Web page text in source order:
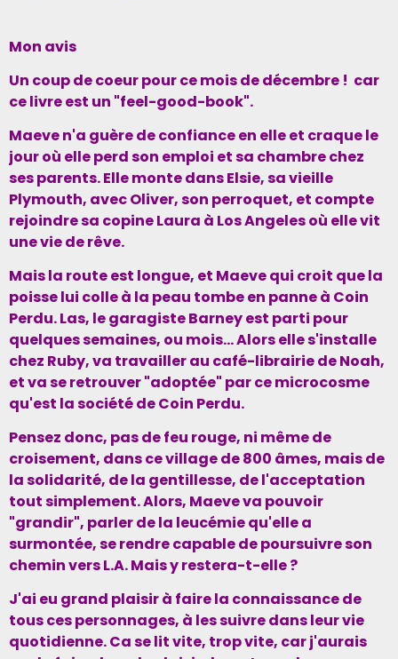
Mon avis
Un coup de coeur pour ce mois de décembre ! car
ce livre est un "feel-good-book".
Maeve n'a guère de confiance en elle et craque le
jour où elle perd son emploi et sa chambre chez
ses parents. Elle monte dans Elsie, sa vieille
Plymouth, avec Oliver, son perroquet, et compte
rejoindre sa copine Laura à Los Angeles où elle vit
une vie de rêve.
Mais la route est longue, et Maeve qui croit que la
poisse lui colle à la peau tombe en panne à Coin
Perdu. Las, le garagiste Barney est parti pour
quelques semaines, ou mois... Alors elle s'installe
chez Ruby, va travailler au café-librairie de Noah,
et va se retrouver "adoptée" par ce microcosme
qu'est la société de Coin Perdu.
Pensez donc, pas de feu rouge, ni même de
croisement, dans ce village de 800 âmes, mais de
la solidarité, de la gentillesse, de l'acceptation
tout simplement. Alors, Maeve va pouvoir
"grandir", parler de la leucémie qu'elle a
surmontée, se rendre capable de poursuivre son
chemin vers L.A. Mais y restera-t-elle ?
J'ai eu grand plaisir à faire la connaissance de
tous ces personnages, à les suivre dans leur vie
quotidienne. Ca se lit vite, trop vite, car j'aurais